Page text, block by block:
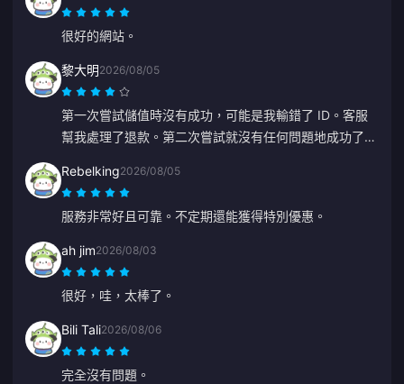
很好的網站。
黎大明2026/08/05
第一次嘗試儲值時沒有成功，可能是我輸錯了 ID。客服
幫我處理了退款。第二次嘗試就沒有任何問題地成功了。
Rebelking2026/08/05
服務非常好且可靠。不定期還能獲得特別優惠。
ah jim2026/08/03
很好，哇，太棒了。
Bili Tali2026/08/06
完全沒有問題。